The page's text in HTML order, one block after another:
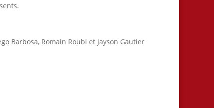
Barbosa, Romain Roubi et Jayson Gautier